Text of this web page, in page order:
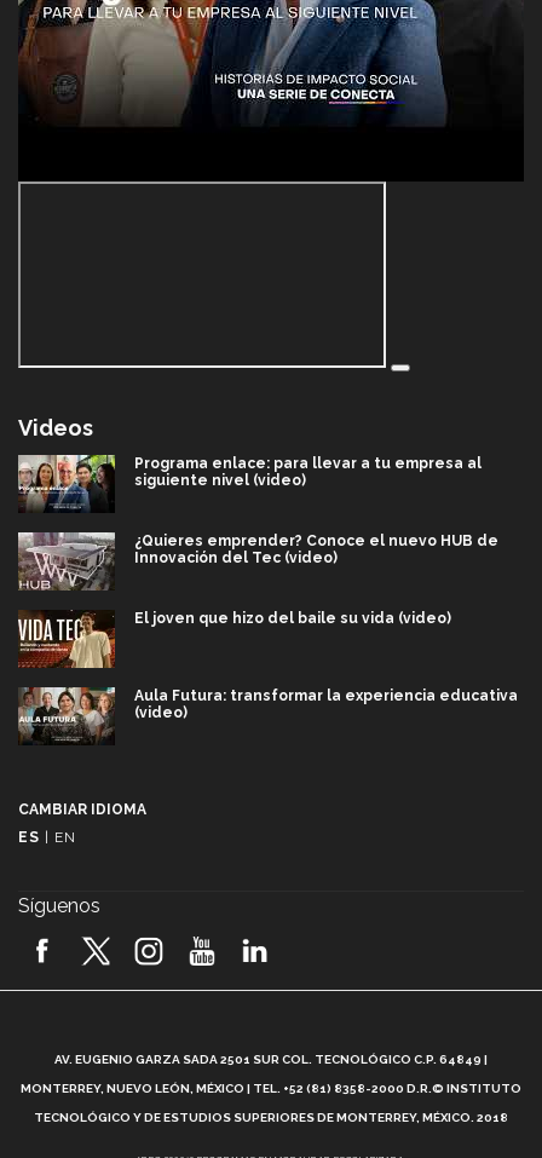
Videos
Programa enlace: para llevar a tu empresa al
siguiente nivel (video)
¿Quieres emprender? Conoce el nuevo HUB de
Innovación del Tec (video)
El joven que hizo del baile su vida (video)
Aula Futura: transformar la experiencia educativa
(video)
2026! (video)
¿Cómo es el Modelo Educativo Tec? (video)
CAMBIAR IDIOMA
ES | EN
Síguenos
AV. EUGENIO GARZA SADA 2501 SUR COL. TECNOLÓGICO C.P. 64849 |
MONTERREY, NUEVO LEÓN, MÉXICO | TEL. +52 (81) 8358-2000 D.R.© INSTITUTO
TECNOLÓGICO Y DE ESTUDIOS SUPERIORES DE MONTERREY, MÉXICO. 2018